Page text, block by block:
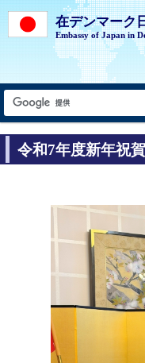
在デンマーク
Embassy of Japan in
令和7年度新年祝